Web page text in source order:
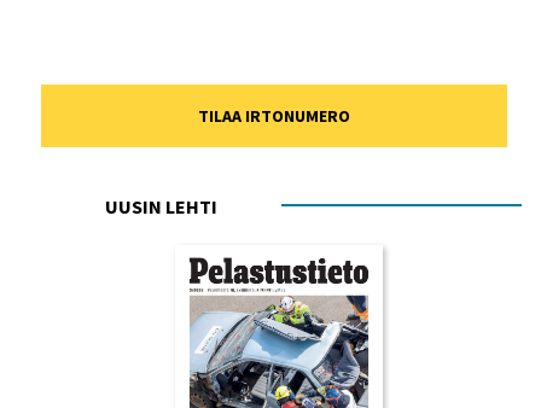
TILAA IRTONUMERO
UUSIN LEHTI